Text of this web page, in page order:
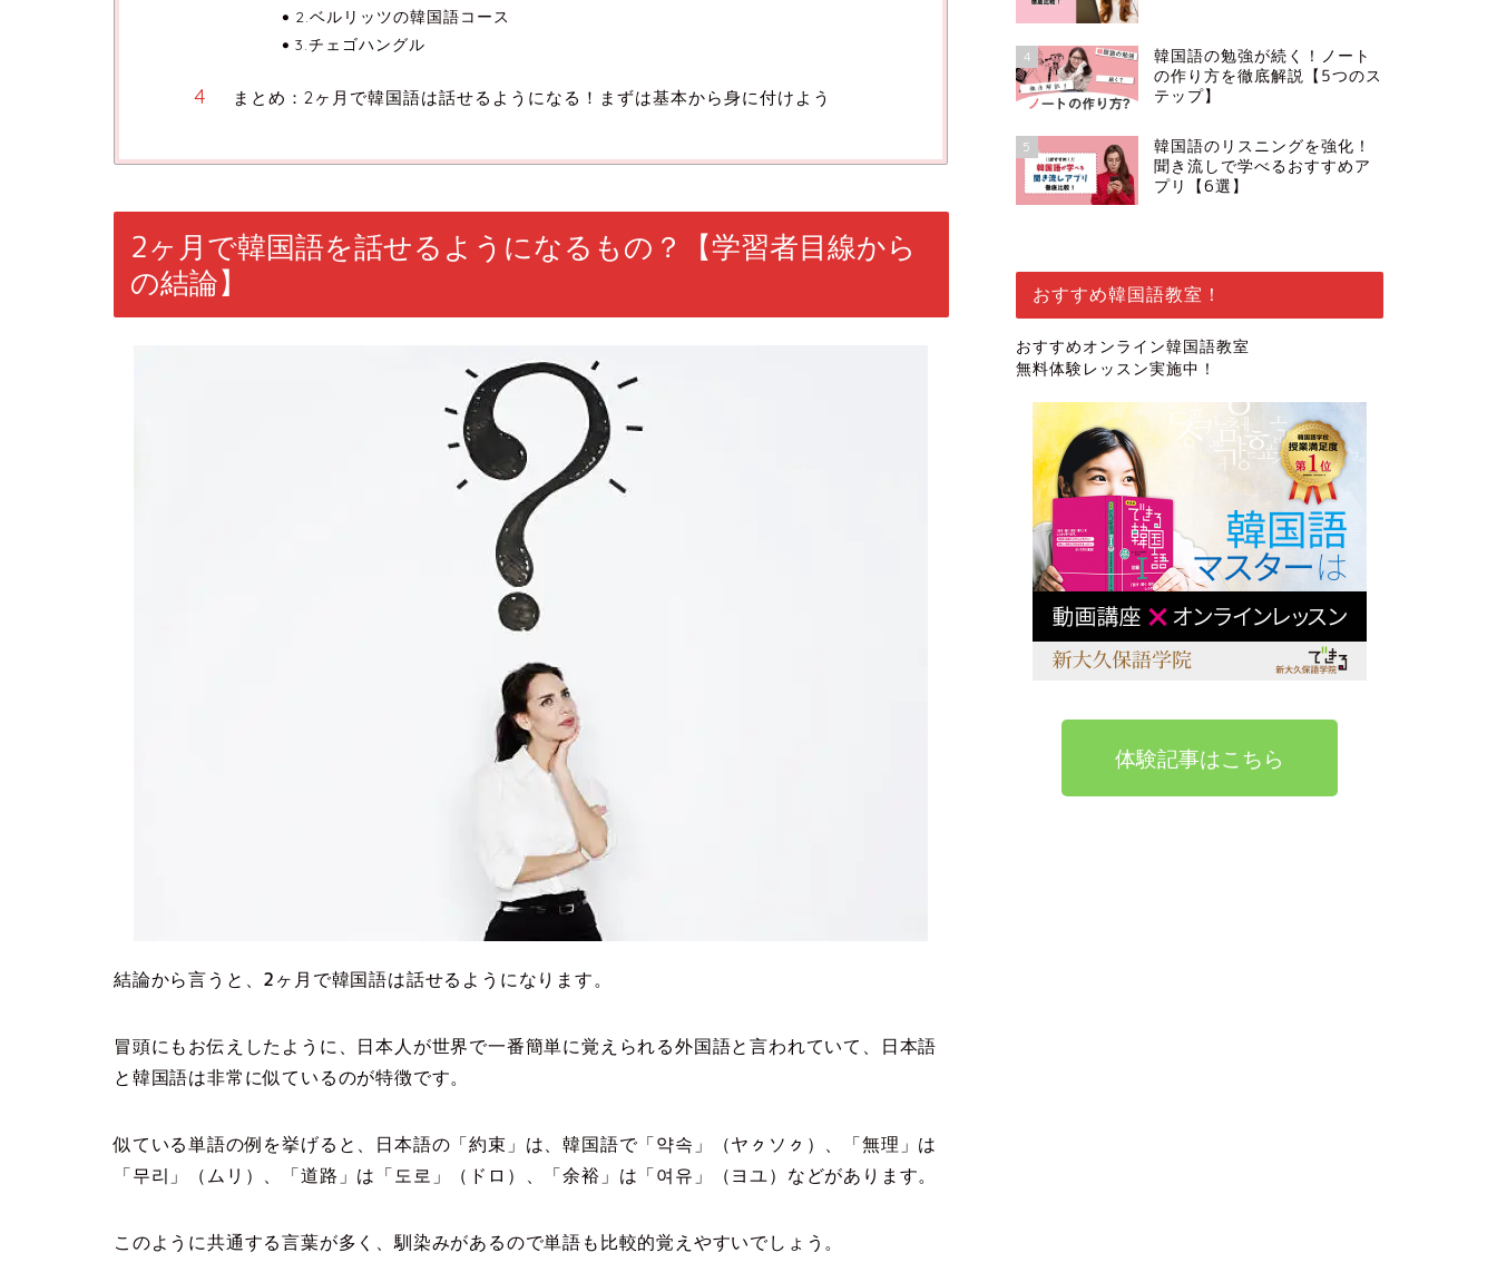
2.ベルリッツの韓国語コース
3.チェゴハングル
まとめ：2ヶ月で韓国語は話せるようになる！まずは基本から身に付けよう
2ヶ月で韓国語を話せるようになるもの？【学習者目線から
の結論】
結論から言うと、2ヶ月で韓国語は話せるようになります。
冒頭にもお伝えしたように、日本人が世界で一番簡単に覚えられる外国語と言われていて、日本語
と韓国語は非常に似ているのが特徴です。
似ている単語の例を挙げると、日本語の「約束」は、韓国語で「약속」（ヤㇰソㇰ）、「無理」は
「무리」（ムリ）、「道路」は「도로」（ドロ）、「余裕」は「여유」（ヨユ）などがあります。
このように共通する言葉が多く、馴染みがあるので単語も比較的覚えやすいでしょう。
4
韓国語の勉強が続く！ノート
の作り方を徹底解説【5つのス
テップ】
5
韓国語のリスニングを強化！
聞き流しで学べるおすすめア
プリ【6選】
おすすめ韓国語教室！
おすすめオンライン韓国語教室
無料体験レッスン実施中！
体験記事はこちら